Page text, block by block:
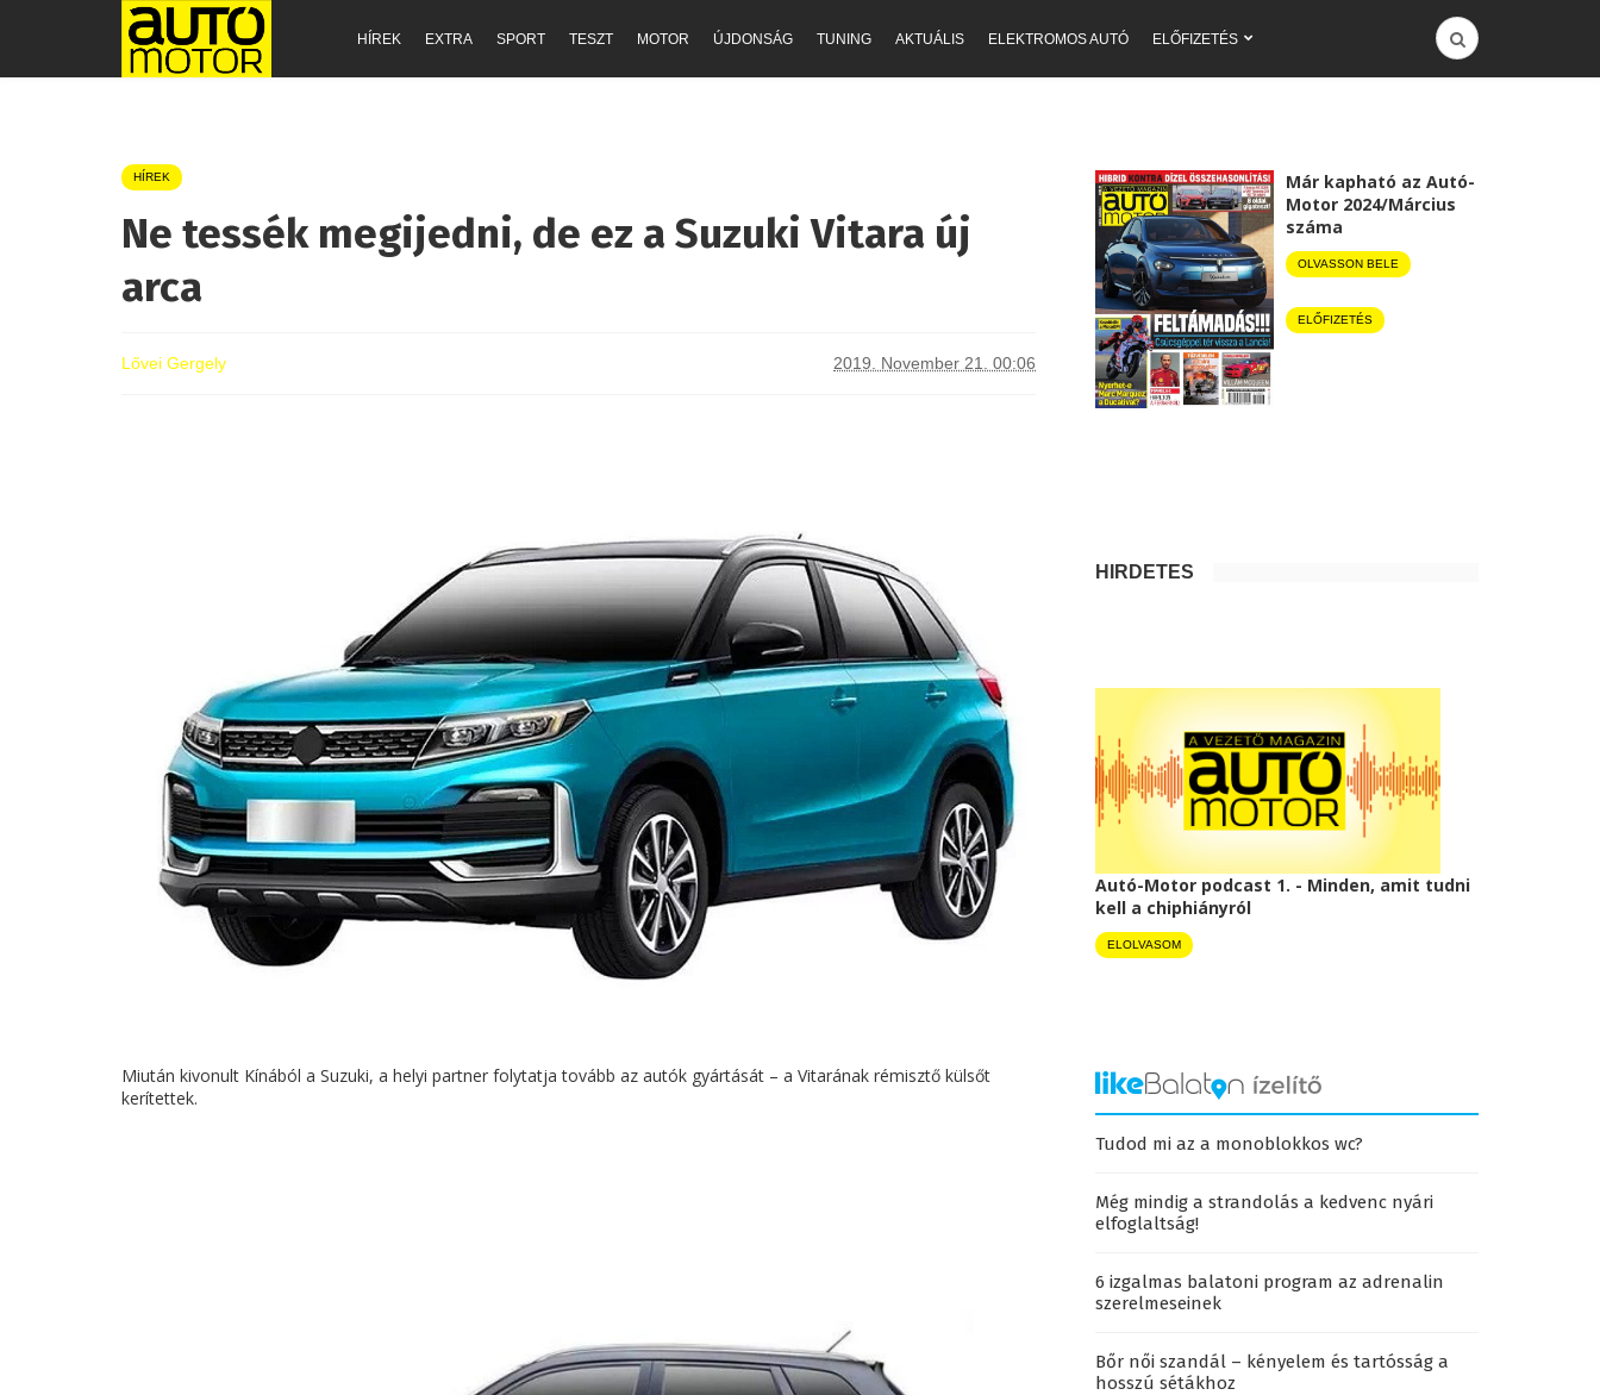
HÍREK EXTRA SPORT TESZT MOTOR ÚJDONSÁG TUNING AKTUÁLIS ELEKTROMOS AUTÓ ELŐFIZETÉS
HÍREK
Ne tessék megijedni, de ez a Suzuki Vitara új
arca
Lővei Gergely 2019. November 21. 00:06
Miután kivonult Kínából a Suzuki, a helyi partner folytatja tovább az autók gyártását – a Vitarának rémisztő külsőt
kerítettek.
Már kapható az Autó-
Motor 2024/Március
száma
OLVASSON BELE
ELŐFIZETÉS
HIRDETÉS
Autó-Motor podcast 1. - Minden, amit tudni
kell a chiphiányról
ELOLVASOM
Tudod mi az a monoblokkos wc?
Még mindig a strandolás a kedvenc nyári
elfoglaltság!
6 izgalmas balatoni program az adrenalin
szerelmeseinek
Bőr női szandál – kényelem és tartósság a
hosszú sétákhoz